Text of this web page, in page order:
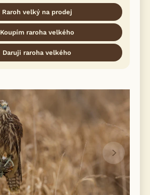
Raroh velký na prodej
Koupím raroha velkého
Daruji raroha velkého